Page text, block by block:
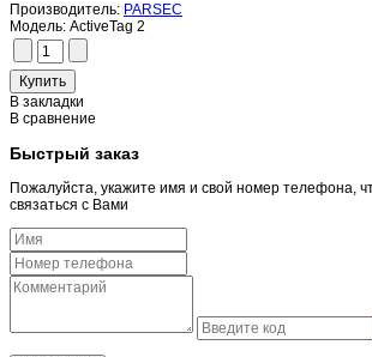
Производитель: PARSEC
Модель: ActiveTag 2
В закладки
В сравнение
Быстрый заказ
Пожалуйста, укажите имя и свой номер телефона,
связаться с Вами